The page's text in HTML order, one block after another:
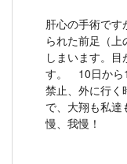
肝心の手術で
られた前足（
しまいます。
す。 10日から
禁止、外に行く
で、大翔も私
慢、我慢！